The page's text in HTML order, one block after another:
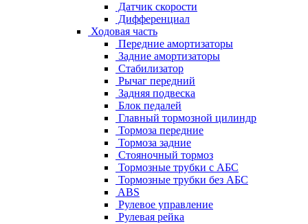
Датчик скорости
Дифференциал
Ходовая часть
Передние амортизаторы
Задние амортизаторы
Стабилизатор
Рычаг передний
Задняя подвеска
Блок педалей
Главный тормозной цилиндр
Тормоза передние
Тормоза задние
Стояночный тормоз
Тормозные трубки с АБС
Тормозные трубки без АБС
ABS
Рулевое управление
Рулевая рейка